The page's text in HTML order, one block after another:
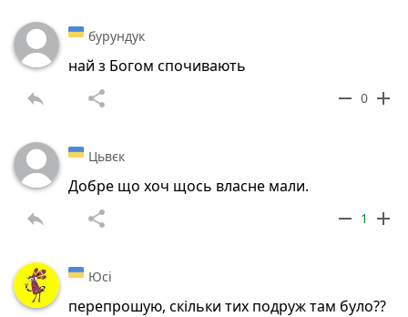
бурундук
най з Богом спочивають
reply share remove 0 add
Цьвєк
Добре що хоч щось власне мали.
reply share remove 1 add
Юсі
перепрошую, скільки тих подруж там було??